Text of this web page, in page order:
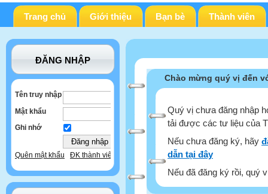
Trang chủ Giới thiệu Bạn bè Thành viên
ĐĂNG NHẬP
Tên truy nhập
Mật khẩu
Ghi nhớ
Quên mật khẩu ĐK thành viên
Chào mừng quý vị đến
Quý vị chưa đăng nhập
tải được các tư liệu của
Nếu chưa đăng ký, hãy
dẫn tại đây
Nếu đã đăng ký rồi, quý